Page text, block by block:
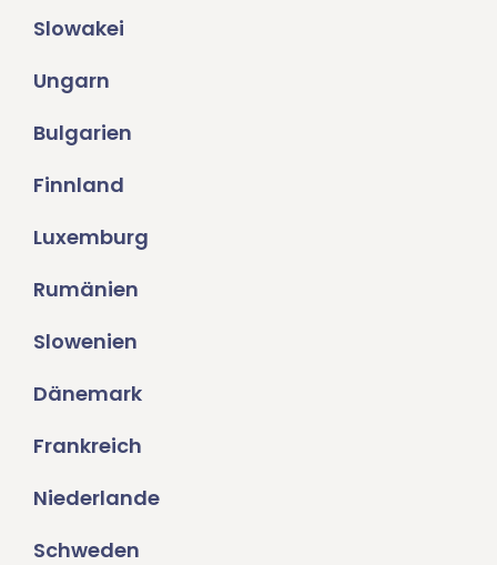
Slowakei
Ungarn
Bulgarien
Finnland
Luxemburg
Rumänien
Slowenien
Dänemark
Frankreich
Niederlande
Schweden